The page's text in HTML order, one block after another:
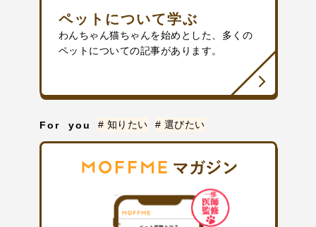
ペットについて学ぶ
わんちゃん猫ちゃんを始めとした、多くの
ペットについての記事があります。
For you # 知りたい # 選びたい